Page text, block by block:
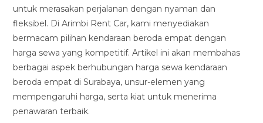
untuk merasakan perjalanan dengan nyaman dan
fleksibel. Di Arimbi Rent Car, kami menyediakan
bermacam pilihan kendaraan beroda empat dengan
harga sewa yang kompetitif. Artikel ini akan membahas
berbagai aspek berhubungan harga sewa kendaraan
beroda empat di Surabaya, unsur-elemen yang
mempengaruhi harga, serta kiat untuk menerima
penawaran terbaik.